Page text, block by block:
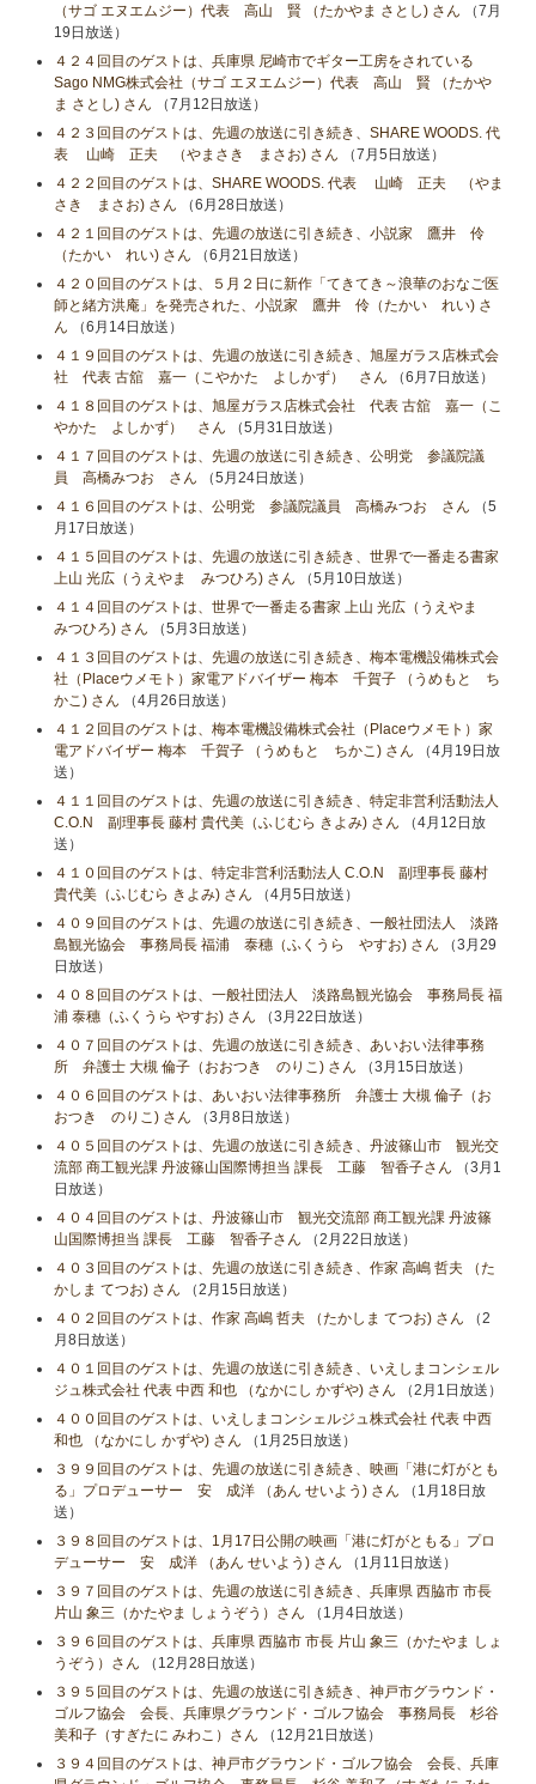
（サゴ エヌエムジー）代表 高山 賢 （たかやま さとし) さん （7月
19日放送）
４２４回目のゲストは、兵庫県 尼崎市でギター工房をされている
Sago NMG株式会社（サゴ エヌエムジー）代表 高山 賢 （たかや
ま さとし) さん （7月12日放送）
４２３回目のゲストは、先週の放送に引き続き、SHARE WOODS. 代
表 山崎 正夫 （やまさき まさお) さん （7月5日放送）
４２２回目のゲストは、SHARE WOODS. 代表 山崎 正夫 （やま
さき まさお) さん （6月28日放送）
４２１回目のゲストは、先週の放送に引き続き、小説家 鷹井 伶
（たかい れい) さん （6月21日放送）
４２０回目のゲストは、５月２日に新作「てきてき～浪華のおなご医
師と緒方洪庵」を発売された、小説家 鷹井 伶（たかい れい) さ
ん （6月14日放送）
４１９回目のゲストは、先週の放送に引き続き、旭屋ガラス店株式会
社 代表 古舘 嘉一（こやかた よしかず） さん （6月7日放送）
４１８回目のゲストは、旭屋ガラス店株式会社 代表 古舘 嘉一（こ
やかた よしかず） さん （5月31日放送）
４１７回目のゲストは、先週の放送に引き続き、公明党 参議院議
員 高橋みつお さん （5月24日放送）
４１６回目のゲストは、公明党 参議院議員 高橋みつお さん （5
月17日放送）
４１５回目のゲストは、先週の放送に引き続き、世界で一番走る書家
上山 光広（うえやま みつひろ) さん （5月10日放送）
４１４回目のゲストは、世界で一番走る書家 上山 光広（うえやま
みつひろ) さん （5月3日放送）
４１３回目のゲストは、先週の放送に引き続き、梅本電機設備株式会
社（Placeウメモト）家電アドバイザー 梅本 千賀子 （うめもと ち
かこ) さん （4月26日放送）
４１２回目のゲストは、梅本電機設備株式会社（Placeウメモト）家
電アドバイザー 梅本 千賀子 （うめもと ちかこ) さん （4月19日放
送）
４１１回目のゲストは、先週の放送に引き続き、特定非営利活動法人
C.O.N 副理事長 藤村 貴代美（ふじむら きよみ) さん （4月12日放
送）
４１０回目のゲストは、特定非営利活動法人 C.O.N 副理事長 藤村
貴代美（ふじむら きよみ) さん （4月5日放送）
４０９回目のゲストは、先週の放送に引き続き、一般社団法人 淡路
島観光協会 事務局長 福浦 泰穗（ふくうら やすお) さん （3月29
日放送）
４０８回目のゲストは、一般社団法人 淡路島観光協会 事務局長 福
浦 泰穗（ふくうら やすお) さん （3月22日放送）
４０７回目のゲストは、先週の放送に引き続き、あいおい法律事務
所 弁護士 大槻 倫子（おおつき のりこ) さん （3月15日放送）
４０６回目のゲストは、あいおい法律事務所 弁護士 大槻 倫子（お
おつき のりこ) さん （3月8日放送）
４０５回目のゲストは、先週の放送に引き続き、丹波篠山市 観光交
流部 商工観光課 丹波篠山国際博担当 課長 工藤 智香子さん （3月1
日放送）
４０４回目のゲストは、丹波篠山市 観光交流部 商工観光課 丹波篠
山国際博担当 課長 工藤 智香子さん （2月22日放送）
４０３回目のゲストは、先週の放送に引き続き、作家 高嶋 哲夫 （た
かしま てつお) さん （2月15日放送）
４０２回目のゲストは、作家 高嶋 哲夫 （たかしま てつお) さん （2
月8日放送）
４０１回目のゲストは、先週の放送に引き続き、いえしまコンシェル
ジュ株式会社 代表 中西 和也 （なかにし かずや) さん （2月1日放送）
４００回目のゲストは、いえしまコンシェルジュ株式会社 代表 中西
和也 （なかにし かずや) さん （1月25日放送）
３９９回目のゲストは、先週の放送に引き続き、映画「港に灯がとも
る」プロデューサー 安 成洋 （あん せいよう) さん （1月18日放
送）
３９８回目のゲストは、1月17日公開の映画「港に灯がともる」プロ
デューサー 安 成洋 （あん せいよう) さん （1月11日放送）
３９７回目のゲストは、先週の放送に引き続き、兵庫県 西脇市 市長
片山 象三（かたやま しょうぞう）さん （1月4日放送）
３９６回目のゲストは、兵庫県 西脇市 市長 片山 象三（かたやま しょ
うぞう）さん （12月28日放送）
３９５回目のゲストは、先週の放送に引き続き、神戸市グラウンド・
ゴルフ協会 会長、兵庫県グラウンド・ゴルフ協会 事務局長 杉谷
美和子（すぎたに みわこ）さん （12月21日放送）
３９４回目のゲストは、神戸市グラウンド・ゴルフ協会 会長、兵庫